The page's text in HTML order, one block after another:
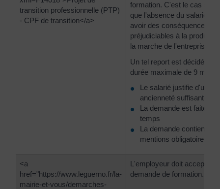
transition professionnelle (PTP)
- CPF de transition</a>
formation. C'est le cas s'il
que l'absence du salarié
avoir des conséquences
préjudiciables à la
la marche de l'entreprise.
Un tel report est décidé
durée maximale de 9 mois.
Le salarié justifie d'une
ancienneté suffisante
La demande est faite
temps
La demande contient les
mentions obligatoires.
<a
href="https://www.leguerno.fr/la-
mairie-et-vous/demarches-
L'employeur doit accepter la
demande de formation.